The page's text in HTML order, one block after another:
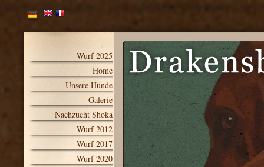
Wurf 2025
Home
Unsere Hunde
Galerie
Nachzucht Shoka
Wurf 2012
Wurf 2017
Wurf 2020